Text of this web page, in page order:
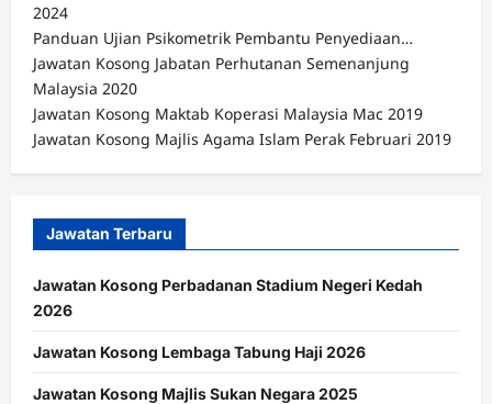
2024
Panduan Ujian Psikometrik Pembantu Penyediaan…
Jawatan Kosong Jabatan Perhutanan Semenanjung
Malaysia 2020
Jawatan Kosong Maktab Koperasi Malaysia Mac 2019
Jawatan Kosong Majlis Agama Islam Perak Februari 2019
Jawatan Terbaru
Jawatan Kosong Perbadanan Stadium Negeri Kedah
2026
Jawatan Kosong Lembaga Tabung Haji 2026
Jawatan Kosong Majlis Sukan Negara 2025